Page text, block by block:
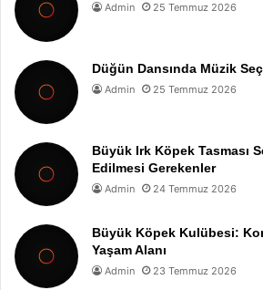
Admin 25 Temmuz 2026
Düğün Dansında Müzik
Admin 25 Temmuz 2026
Büyük Irk Köpek Tasması
Edilmesi Gerekenler
Admin 24 Temmuz 2026
Büyük Köpek Kulübesi:
Yaşam Alanı
Admin 23 Temmuz 2026